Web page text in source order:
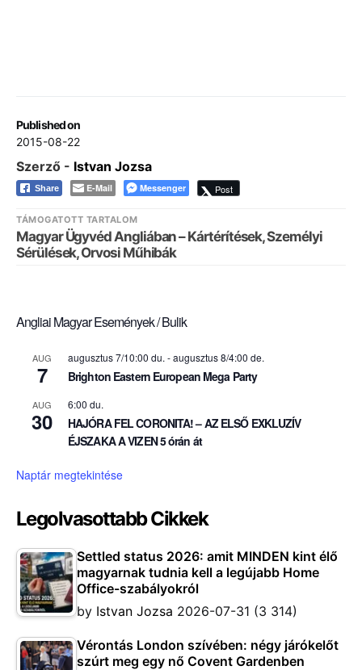
Published on
2015-08-22
Szerző - Istvan Jozsa
Share E-Mail Messenger Post
TÁMOGATOTT TARTALOM
Magyar Ügyvéd Angliában – Kártérítések, Személyi
Sérülések, Orvosi Műhibák
Angliai Magyar Események / Bulik
AUG
7
augusztus 7/10:00 du. -augusztus 8/4:00 de.
Brighton Eastern European Mega Party
AUG
30
6:00 du.
HAJÓRA FEL CORONITA! – AZ ELSŐ EXKLUZÍV
ÉJSZAKA A VIZEN 5 órán át
Naptár megtekintése
Legolvasottabb Cikkek
Settled status 2026: amit MINDEN kint élő
magyarnak tudnia kell a legújabb Home
Office-szabályokról
by Istvan Jozsa 2026-07-31 (3 314)
Vérontás London szívében: négy járókelőt
szúrt meg egy nő Covent Gardenben